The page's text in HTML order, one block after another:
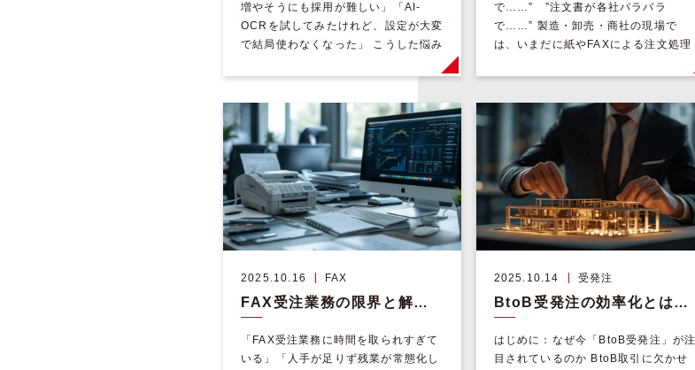
増やそうにも採用が難しい」「AI-
OCRを試してみたけれど、設定が大変
で結局使わなくなった」 こうした悩み
者は非常 […]
で……” ”注文書が各社バラバラ
で……” 製造・卸売・商社の現場で
は、いまだに紙やFAXによる注文処理
2025.10.16 FAX
FAX受注業務の限界と解決策：人手不足時代を乗り越える現実的アプローチ
「FAX受注業務に時間を取られすぎて
いる」「人手が足りず残業が常態化し
2025.10.14 受発注
BtoB受発注の効率化とは？現場課題と解決策を徹底解説【システム比較と最新ソリューション】
はじめに：なぜ今「BtoB受発注」が注
目されているのか BtoB取引に欠かせ